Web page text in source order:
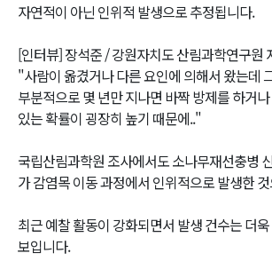
자연적이 아닌 인위적 발생으로 추정됩니다.
[인터뷰] 장석준 / 강원자치도 산림과학연구원
"사람이 옮겼거나 다른 요인에 의해서 왔는데
부분적으로 몇 년만 지나면 바짝 방제를 하거
있는 확률이 굉장히 높기 때문에.."
국립산림과학원 조사에서도 소나무재선충병
가 감염목 이동 과정에서 인위적으로 발생한
최근 예찰 활동이 강화되면서 발생 건수는 더
보입니다.